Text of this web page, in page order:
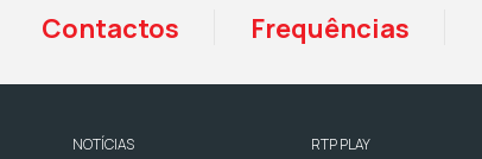
Contactos Frequências
NOTÍCIAS RTP PLAY